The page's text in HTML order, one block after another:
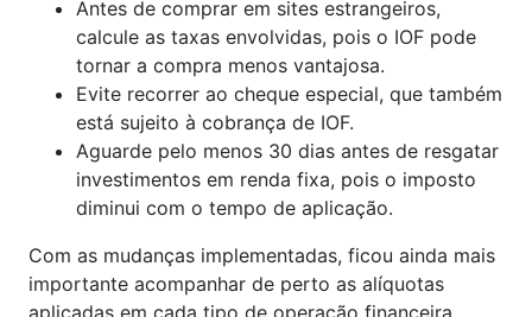
Antes de comprar em sites estrangeiros,
calcule as taxas envolvidas, pois o IOF pode
tornar a compra menos vantajosa.
Evite recorrer ao cheque especial, que também
está sujeito à cobrança de IOF.
Aguarde pelo menos 30 dias antes de resgatar
investimentos em renda fixa, pois o imposto
diminui com o tempo de aplicação.
Com as mudanças implementadas, ficou ainda mais
importante acompanhar de perto as alíquotas